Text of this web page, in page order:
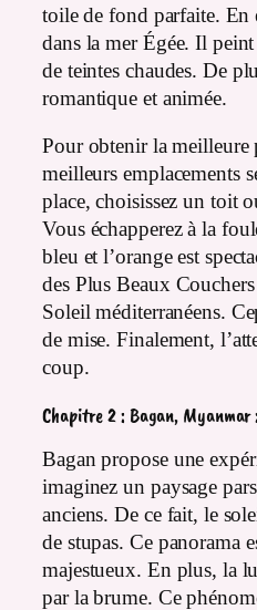
toile de fond parfaite. En
dans la mer Égée. Il
de teintes chaudes. De
romantique et animée.
Pour obtenir la meilleure
meilleurs emplacements
place, choisissez un toit
Vous échapperez à la
bleu et l’orange est
des Plus Beaux
Soleil méditerranéens.
de mise. Finalement,
coup.
Chapitre 2 : Bagan,
Bagan propose une
imaginez un paysage
anciens. De ce fait, le
de stupas. Ce panorama
majestueux. En plus, la
par la brume. Ce